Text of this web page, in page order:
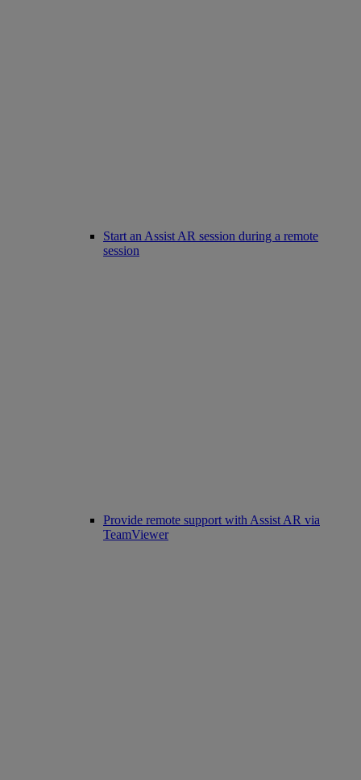
Start an Assist AR session during a remote
session
Provide remote support with Assist AR via
TeamViewer